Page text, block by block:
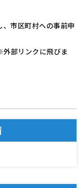
、市区町村への事前申
部リンクに飛びま